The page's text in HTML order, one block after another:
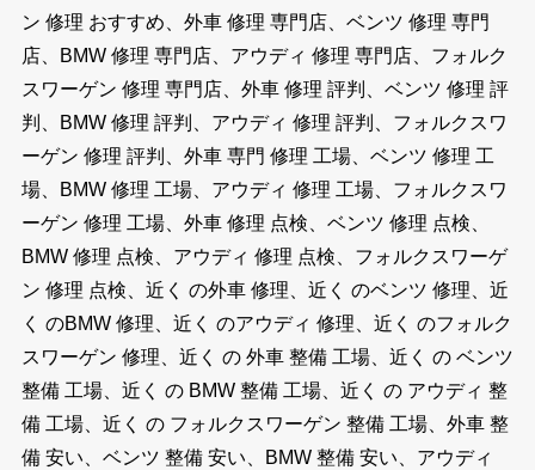
ン 修理 おすすめ、外車 修理 専門店、ベンツ 修理 専門
店、BMW 修理 専門店、アウディ 修理 専門店、フォルク
スワーゲン 修理 専門店、外車 修理 評判、ベンツ 修理 評
判、BMW 修理 評判、アウディ 修理 評判、フォルクスワ
ーゲン 修理 評判、外車 専門 修理 工場、ベンツ 修理 工
場、BMW 修理 工場、アウディ 修理 工場、フォルクスワ
ーゲン 修理 工場、外車 修理 点検、ベンツ 修理 点検、
BMW 修理 点検、アウディ 修理 点検、フォルクスワーゲ
ン 修理 点検、近く の外車 修理、近く のベンツ 修理、近
く のBMW 修理、近く のアウディ 修理、近く のフォルク
スワーゲン 修理、近く の 外車 整備 工場、近く の ベンツ
整備 工場、近く の BMW 整備 工場、近く の アウディ 整
備 工場、近く の フォルクスワーゲン 整備 工場、外車 整
備 安い、ベンツ 整備 安い、BMW 整備 安い、アウディ